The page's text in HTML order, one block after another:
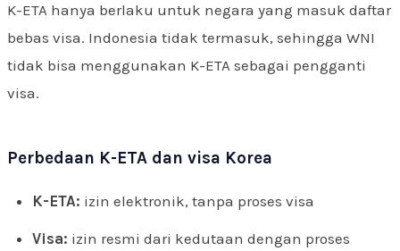
K-ETA hanya berlaku untuk negara yang masuk daftar
bebas visa. Indonesia tidak termasuk, sehingga WNI
tidak bisa menggunakan K-ETA sebagai pengganti
visa.
Perbedaan K-ETA dan visa Korea
K-ETA: izin elektronik, tanpa proses visa
Visa: izin resmi dari kedutaan dengan proses